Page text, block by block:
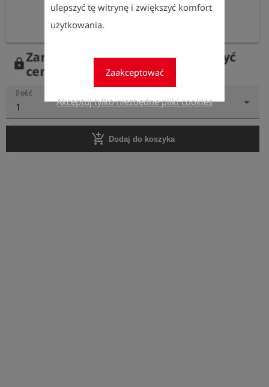
ulepszyć tę witrynę i zwiększyć komfort
użytkowania.
Zaakceptować
Akceptuj tylko niezbędne pliki cookies
lockZarejestruj się teraz, aby zobaczyć
ceny.
Ilość
1
add_shopping_cart Dodaj do koszyka